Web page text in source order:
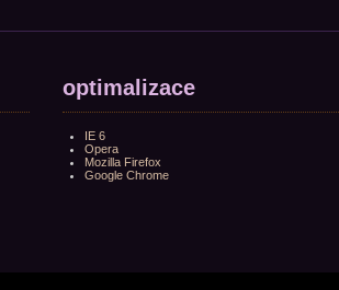
optimalizace
IE 6
Opera
Mozilla Firefox
Google Chrome